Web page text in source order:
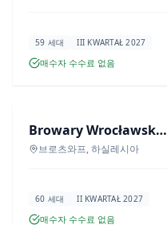
59 세대 III KWARTAŁ 2027
매수자 수수료 없음
신규 분양 Browary Wrocławskie bud BR1, BR2
브로츠와프, 하실레시아
60 세대 II KWARTAŁ 2027
매수자 수수료 없음